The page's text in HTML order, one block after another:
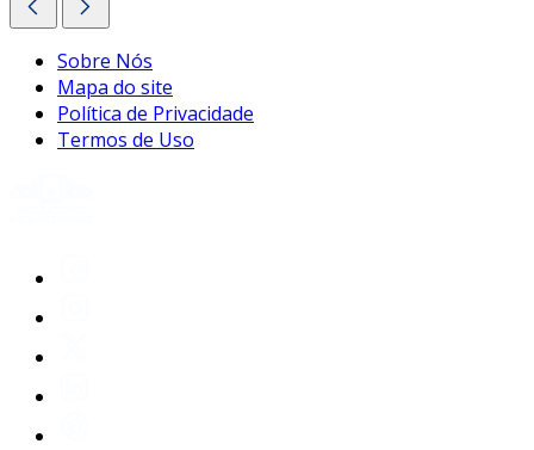
Sobre Nós
Mapa do site
Política de Privacidade
Termos de Uso